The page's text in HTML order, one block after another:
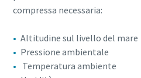
compressa necessaria:
Altitudine sul livello del mare
Pressione ambientale
Temperatura ambiente